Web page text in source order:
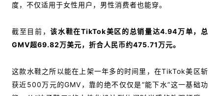
度，不仅适用于女性用户，男性消费者也能穿。
截至目前，该水鞋在TikTok美区的总销量达4.94万单，总
GMV超69.82万美元，折合人民币约475.71万元。
这款水鞋之所以能在上架一年多的时间里，在TikTok美区斩
获近500万元的GMV，靠的绝不仅仅是“能下水”这一基础功